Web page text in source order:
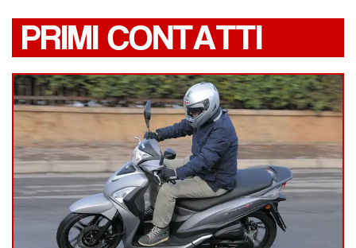
PRIMI CONTATTI